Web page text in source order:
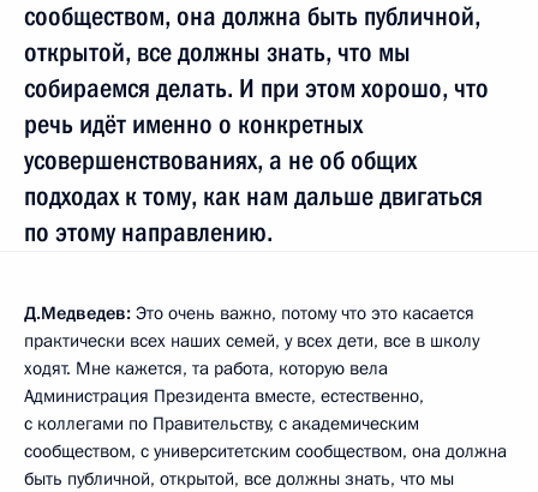
сообществом, она должна быть публичной,
открытой, все должны знать, что мы
собираемся делать. И при этом хорошо, что
речь идёт именно о конкретных
усовершенствованиях, а не об общих
подходах к тому, как нам дальше двигаться
по этому направлению.
Д.Медведев: Это очень важно, потому что это касается
практически всех наших семей, у всех дети, все в школу
ходят. Мне кажется, та работа, которую вела
Администрация Президента вместе, естественно,
с коллегами по Правительству, с академическим
сообществом, с университетским сообществом, она должна
быть публичной, открытой, все должны знать, что мы